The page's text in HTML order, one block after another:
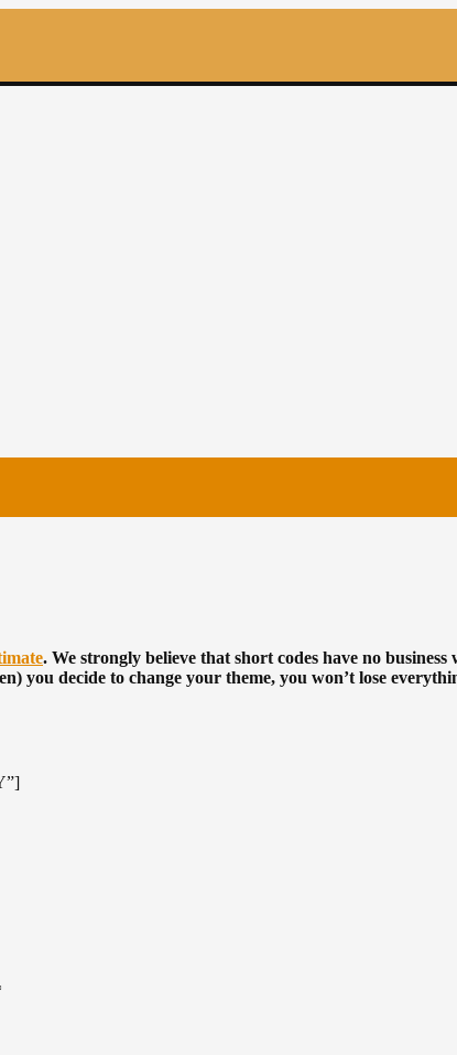
. We strongly believe that short codes have no
you decide to change your theme, you won’t lose